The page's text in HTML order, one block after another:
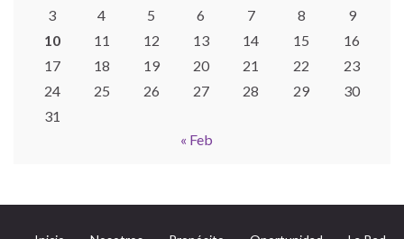
3
4 5 6 7 8
9
10
11 12 13 14 15
16
17
18 19 20 21 22
23
24
25 26 27 28 29
30
31
« Feb